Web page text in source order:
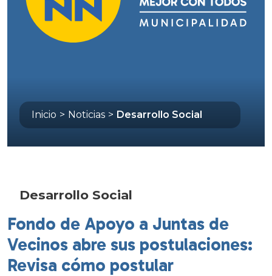
Inicio > Noticias > Desarrollo Social
Desarrollo Social
Fondo de Apoyo a Juntas de
Vecinos abre sus postulaciones:
Revisa cómo postular